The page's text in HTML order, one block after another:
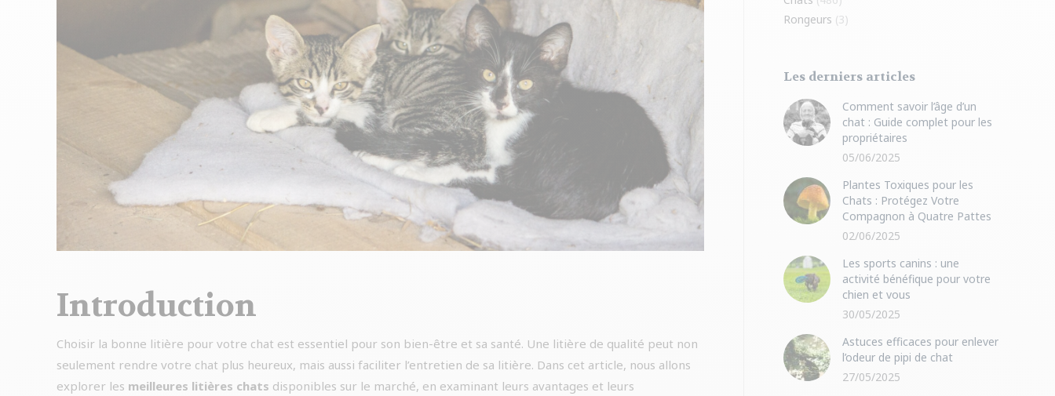
Introduction
Choisir la bonne litière pour votre chat est essentiel pour son bien-être et sa santé. Une litière de qualité peut non
seulement rendre votre chat plus heureux, mais aussi faciliter l’entretien de sa litière. Dans cet article, nous allons
explorer les meilleures litières chats disponibles sur le marché, en examinant leurs avantages et leurs
Rongeurs (3)
Les derniers articles
Comment savoir l’âge d’un
chat : Guide complet pour les
propriétaires
05/06/2025
Plantes Toxiques pour les
Chats : Protégez Votre
Compagnon à Quatre Pattes
02/06/2025
Les sports canins : une
activité bénéfique pour votre
chien et vous
30/05/2025
Astuces efficaces pour enlever
l’odeur de pipi de chat
27/05/2025